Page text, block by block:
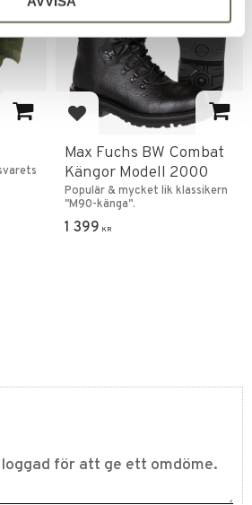
Lägg till i favoriter
Max Fuchs BW Combat
Kängor Modell 2000
Populär & mycket lik klassikern
"M90-känga".
1 399 KR